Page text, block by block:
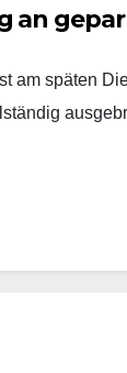
an
am späten